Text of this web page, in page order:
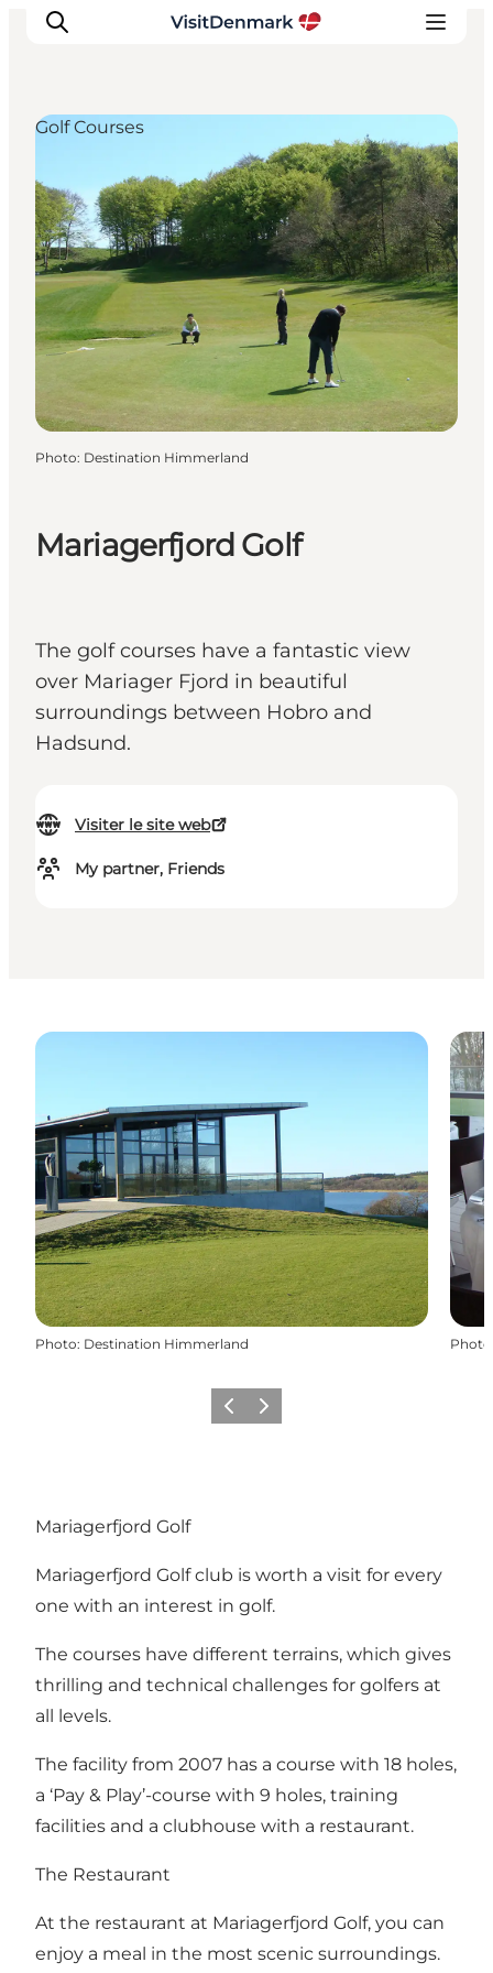
Inspirations
Destinations
Quoi faire
Hébergements
Planifiez votre voyage
Mariagerfjord Golf
The golf courses have a fantastic view
over Mariager Fjord in beautiful
surroundings between Hobro and
Hadsund.
Visiter le site web
My partner, Friends
Golf Courses
Photo: Destination Himmerland
Photo: Destination Himmerland Photo
PrécédentSuivant
Mariagerfjord Golf
Mariagerfjord Golf club is worth a visit for every
one with an interest in golf.
The courses have different terrains, which gives
thrilling and technical challenges for golfers at
all levels.
The facility from 2007 has a course with 18 holes,
a ‘Pay & Play’-course with 9 holes, training
facilities and a clubhouse with a restaurant.
The Restaurant
At the restaurant at Mariagerfjord Golf, you can
enjoy a meal in the most scenic surroundings.